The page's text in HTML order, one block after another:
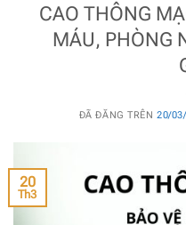
CAO THÔNG
MÁU, PHÒNG
ĐÃ ĐĂNG TRÊN 20/
20
Th3